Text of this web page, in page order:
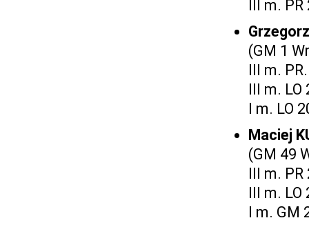
III m. PR
(GM 1
III m.
III m. LO
I m. LO
Maciej
(GM 49
III m.
III m. LO
I m. GM